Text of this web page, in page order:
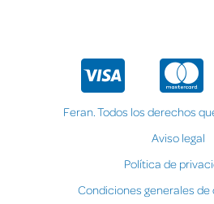
Feran. Todos los derechos
Aviso legal
Política de
Condiciones generales